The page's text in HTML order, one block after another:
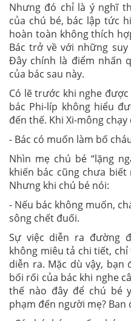
Nhưng đó chỉ là ý nghĩ
của chú bé, bác lập tức
hoàn toàn không thích
Bác trở về với những
Đây chính là điểm nhấn
của bác sau này.
Có lẽ trước khi nghe
bác Phi-líp không hiểu
đến thế. Khi Xi-mông
- Bác có muốn làm bố
Nhìn mẹ chú bé “lặng
khiến bác cũng chưa
Nhưng khi chú bé nói:
- Nếu bác không muốn,
sông chết đuối.
Sự việc diễn ra đường
không miêu tả chi tiết,
diễn ra. Mặc dù vậy,
bối rối của bác khi nghe
thế nào đây để chú bé
phạm đến người mẹ? Ban